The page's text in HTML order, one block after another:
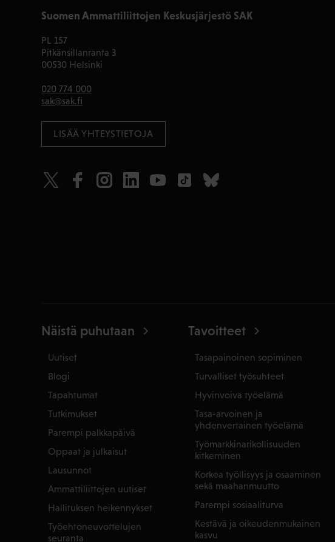
Suomen Ammattiliittojen Keskusjärjestö SAK
PL 157
Pitkänsillanranta 3
00530 Helsinki
020 774 000
sak@sak.fi
LISÄÄ YHTEYSTIETOJA
Näistä puhutaan
Uutiset
Blogi
Tapahtumat
Tutkimukset
Parempi palkkapäivä
Oppaat ja julkaisut
Lausunnot
Ammattiliittojen uutiset
Hallituksen heikennykset
Työehtoneuvottelujen
seuranta
Tavoitteet
Tasapainoinen sopiminen
Turvalliset työsuhteet
Hyvinvoiva työelämä
Tasa-arvoinen ja
yhdenvertainen työelämä
Työmarkkinarikollisuuden
kitkeminen
Korkea työllisyys ja osaaminen
sekä maahanmuutto
Parempi sosiaaliturva
Kestävä ja oikeudenmukainen
kasvu